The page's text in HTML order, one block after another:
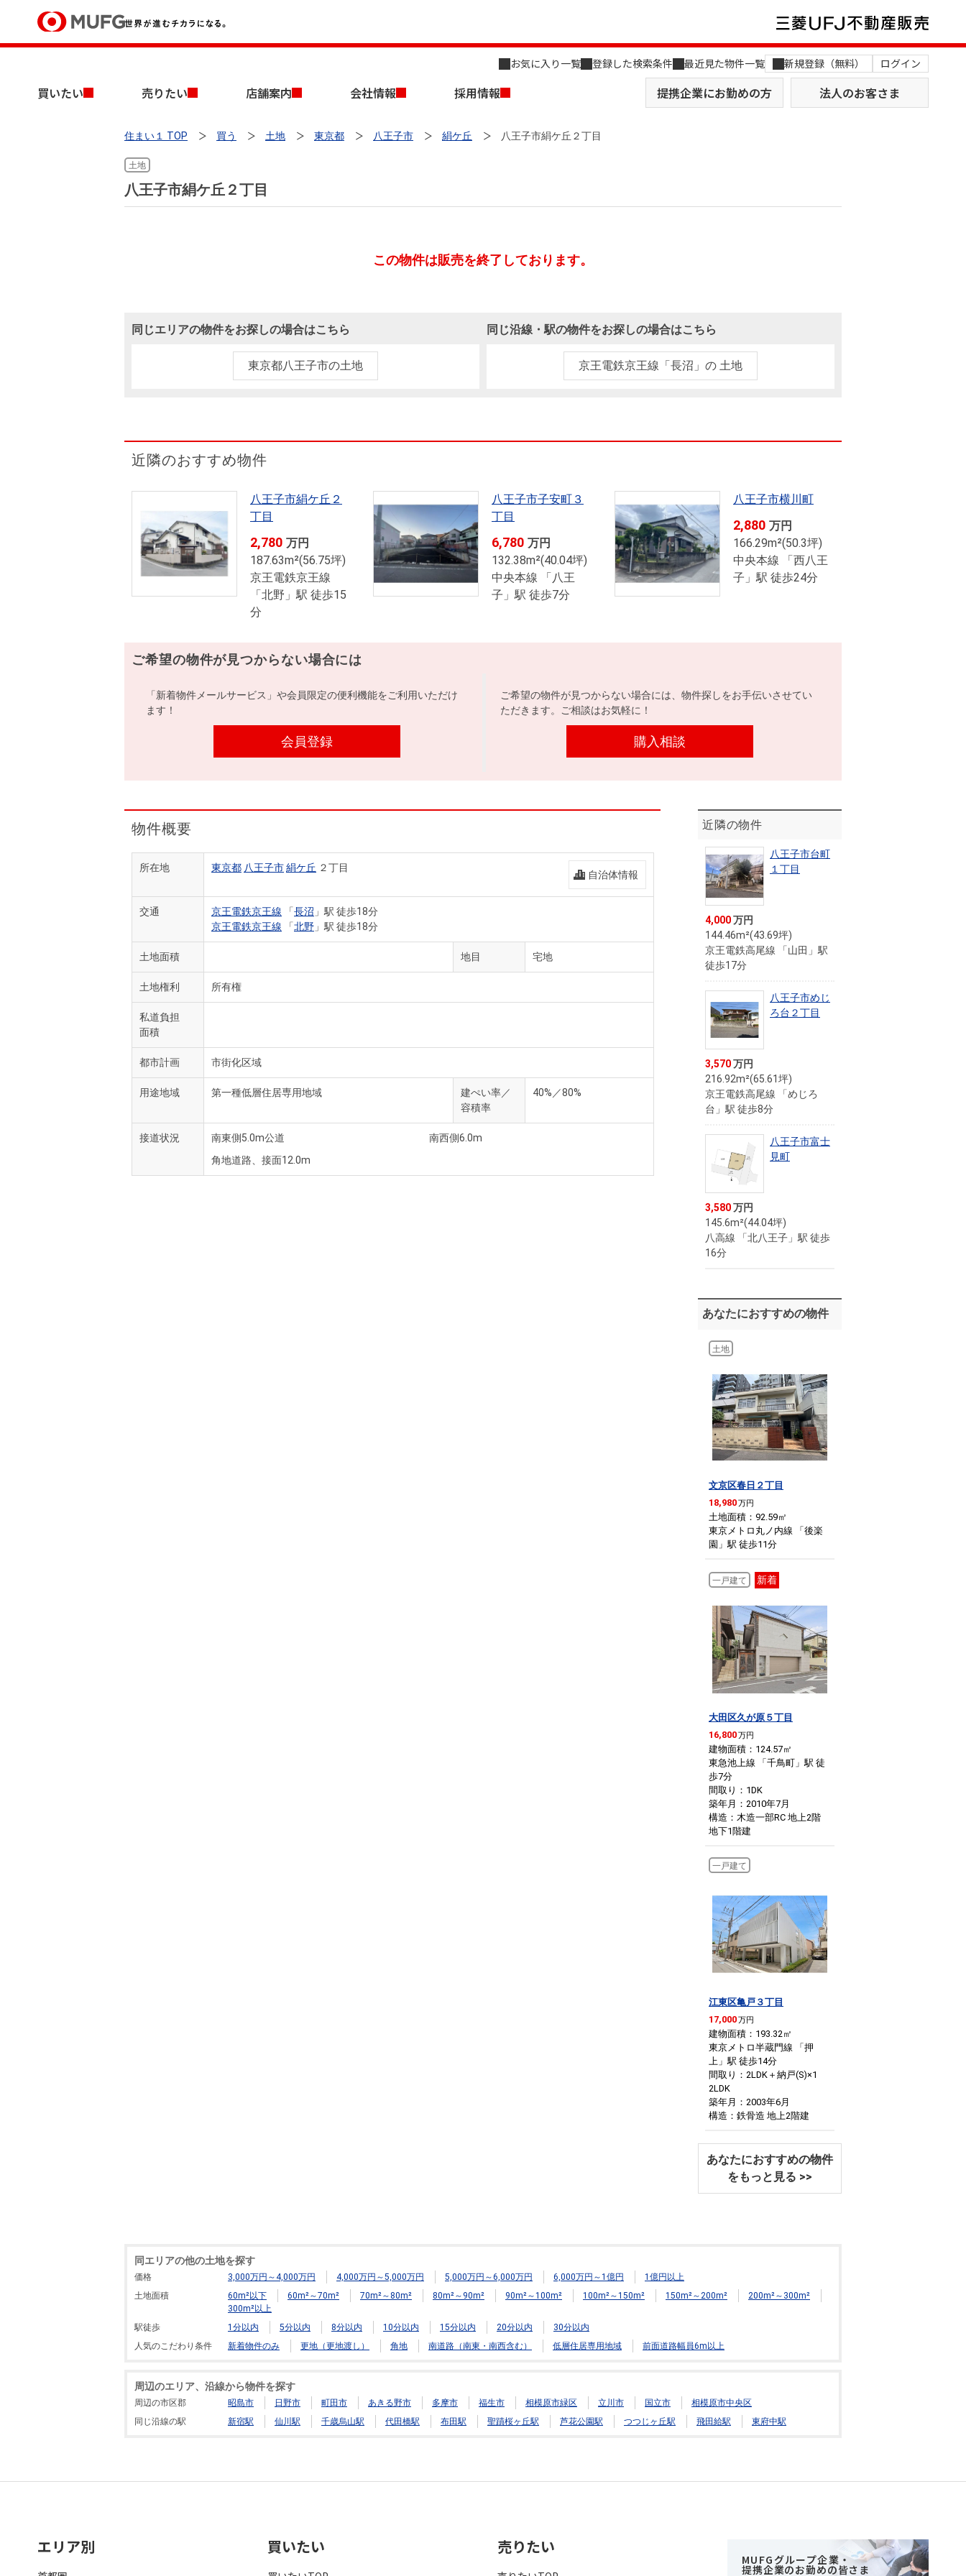
お気に入り一覧 登録した検索条件 最近見た物件一覧 新規登録（無料） ログイン
買いたい 売りたい 店舗案内 会社情報 採用情報 提携企業にお勤めの方 法人のお客さま
買いたいTOP
新築・中古一戸建てを探す
住宅ローンシミュレーション 住まい1プラス（お役立ちコラム）
売りたいTOP
売却相談
周辺相場検索 住まい1プラス（お役立ちコラム）
店舗案内TOP
会社情報TOP
ニュースリリース
採用情報TOP
売りたい
住まい１ TOP 買う 土地 東京都 八王子市 絹ケ丘 八王子市絹ケ丘２丁目
土地
八王子市絹ケ丘２丁目
この物件は販売を終了しております。
同じエリアの物件をお探しの場合はこちら
東京都八王子市の土地
同じ沿線・駅の物件をお探しの場合はこちら
京王電鉄京王線「長沼」の 土地
近隣のおすすめ物件
八王子市絹ケ丘２
丁目
2,780 万円
187.63m²(56.75坪)
京王電鉄京王線
「北野」駅 徒歩15
分
八王子市子安町３
丁目
6,780 万円
132.38m²(40.04坪)
中央本線 「八王
子」駅 徒歩7分
八王子市横川町
2,880 万円
166.29m²(50.3坪)
中央本線 「西八王
子」駅 徒歩24分
ご希望の物件が見つからない場合には
「新着物件メールサービス」や会員限定の便利機能をご利用いただけ
ます！
会員登録
ご希望の物件が見つからない場合には、物件探しをお手伝いさせてい
ただきます。ご相談はお気軽に！
購入相談
物件概要
所在地 東京都 八王子市絹ケ丘 ２丁目
自治体情報
交通 京王電鉄京王線 「長沼 」駅 徒歩18分
京王電鉄京王線 「北野 」駅 徒歩18分
土地面積 地目 宅地
土地権利 所有権
私道負担
面積
都市計画 市街化区域
用途地域 第一種低層住居専用地域
建ぺい率／
容積率
40%／80%
接道状況 南東側5.0m公道
南西側6.0m
角地道路、接面12.0m
近隣の物件
八王子市台町
１丁目
4,000万円
144.46m²(43.69坪)
京王電鉄高尾線 「山田」駅
徒歩17分
八王子市めじ
ろ台２丁目
3,570万円
216.92m²(65.61坪)
京王電鉄高尾線 「めじろ
台」駅 徒歩8分
八王子市富士
見町
3,580万円
145.6m²(44.04坪)
八高線 「北八王子」駅 徒歩
16分
あなたにおすすめの物件
土地
文京区春日２丁目
18,980万円
土地面積：92.59㎡
東京メトロ丸ノ内線 「後楽
園」駅 徒歩11分
一戸建て 新着
大田区久が原５丁目
16,800万円
建物面積：124.57㎡
東急池上線 「千鳥町」駅 徒
歩7分
間取り：1DK
築年月：2010年7月
構造：木造一部RC 地上2階
地下1階建
一戸建て
江東区亀戸３丁目
17,000万円
建物面積：193.32㎡
東京メトロ半蔵門線 「押
上」駅 徒歩14分
間取り：2LDK＋納戸(S)×1
2LDK
築年月：2003年6月
構造：鉄骨造 地上2階建
あなたにおすすめの物件
をもっと見る >>
同エリアの他の土地を探す
価格 3,000万円～4,000万円 4,000万円～5,000万円 5,000万円～6,000万円 6,000万円～1億円
1億円以上
土地面積
60m²以下 60m²～70m² 70m²～80m² 80m²～90m² 90m²～100m² 100m²～150m² 150m²～200m²
200m²～300m²
300m²以上
駅徒歩
1分以内 5分以内 8分以内 10分以内 15分以内 20分以内
30分以内
人気のこだわり条件
新着物件のみ 更地（更地渡し） 角地 南道路（南東・南西含む） 低層住居専用地域 前面道路幅員6m以上
周辺のエリア、沿線から物件を探す
周辺の市区郡 昭島市 日野市 町田市 あきる野市 多摩市 福生市 相模原市緑区 立川市 国立市
相模原市中央区
同じ沿線の駅
新宿駅 仙川駅 千歳烏山駅 代田橋駅 布田駅 聖蹟桜ヶ丘駅 芦花公園駅 つつじヶ丘駅 飛田給駅 東府中駅
エリア別 買いたい 売りたい
MUFGグループ企業・
提携企業のお勤めの皆さま